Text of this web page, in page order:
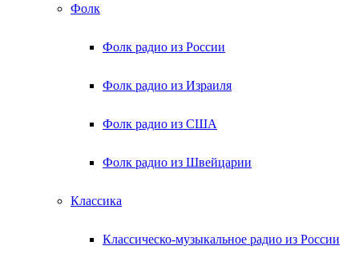
Фолк
Фолк радио из России
Фолк радио из Израиля
Фолк радио из США
Фолк радио из Швейцарии
Классика
Классическо-музыкальное радио из России